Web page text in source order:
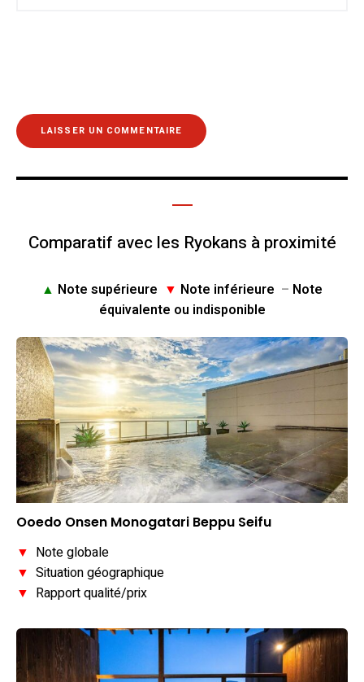
Comparatif avec les Ryokans à proximité
▲ Note supérieure ▼ Note inférieure – Note
équivalente ou indisponible
Ooedo Onsen Monogatari Beppu Seifu
▼ Note globale
▼ Situation géographique
▼ Rapport qualité/prix